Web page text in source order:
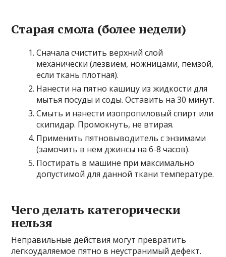
Старая смола (более недели)
Сначала счистить верхний слой
механически (лезвием, ножницами, пемзой,
если ткань плотная).
Нанести на пятно кашицу из жидкости для
мытья посуды и соды. Оставить на 30 минут.
Смыть и нанести изопропиловый спирт или
скипидар. Промокнуть, не втирая.
Применить пятновыводитель с энзимами
(замочить в нем джинсы на 6-8 часов).
Постирать в машине при максимально
допустимой для данной ткани температуре.
Чего делать категорически
нельзя
Неправильные действия могут превратить
легкоудаляемое пятно в неустранимый дефект.